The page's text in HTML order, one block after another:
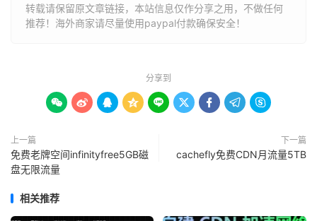
转载请保留原文章链接，本站信息仅作分享之用，不做任何
推荐！海外商家请尽量使用paypal付款确保安全！
分享到
        
上一篇
免费老牌空间infinityfree5GB磁
盘无限流量
下一篇
cachefly免费CDN月流量5TB
相关推荐